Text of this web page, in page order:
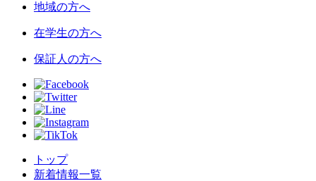
地域の方へ
在学生の方へ
保証人の方へ
トップ
新着情報一覧